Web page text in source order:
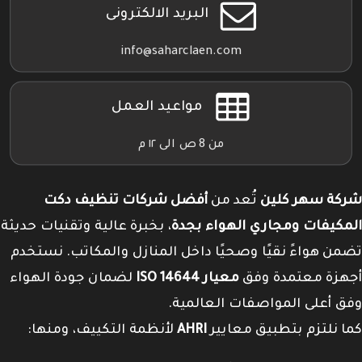
البريد الالكترونى
info@saharclaen.com
مواعيد العمل
من 8 ص الى ١٢ م
شركة سهر كلين تُعد من أفضل شركات تنظيف دكت
المكيفات ومجاري الهواء بجدة، بخبرة عالية وتقنيات حديثة
تضمن هواءً نقيًا وصحيًا داخل المنازل والمكاتب. نستخدم
أجهزة معتمدة وفق معيار ISO 14644
لضمان جودة الهواء
وفق أعلى المواصفات العالمية.
كما نلتزم بتطبيق معاييرAHRI لأنظمة التكييف، ومنها: